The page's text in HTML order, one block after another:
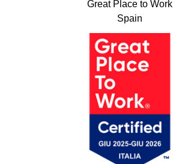
Great Place to Work
Spain